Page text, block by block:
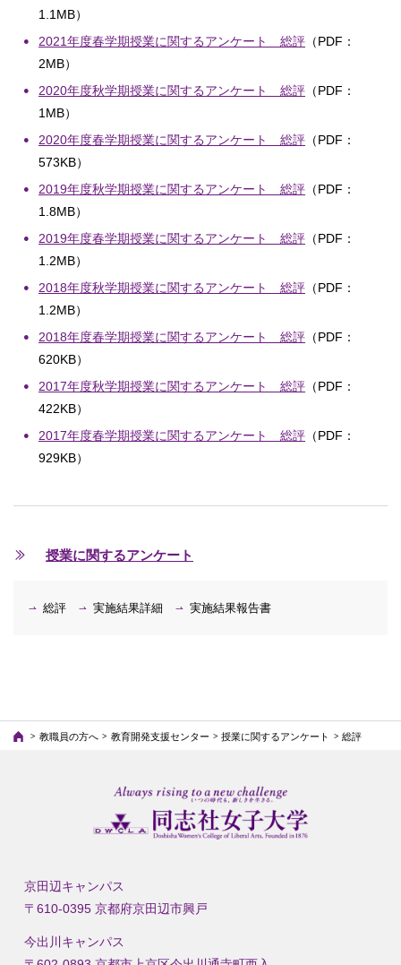
1.1MB）
2021年度春学期授業に関するアンケート 総評 （PDF：
2MB）
2020年度秋学期授業に関するアンケート 総評 （PDF：
1MB）
2020年度春学期授業に関するアンケート 総評 （PDF：
573KB）
2019年度秋学期授業に関するアンケート 総評 （PDF：
1.8MB）
2019年度春学期授業に関するアンケート 総評 （PDF：
1.2MB）
2018年度秋学期授業に関するアンケート 総評 （PDF：
1.2MB）
2018年度春学期授業に関するアンケート 総評 （PDF：
620KB）
2017年度秋学期授業に関するアンケート 総評 （PDF：
422KB）
2017年度春学期授業に関するアンケート 総評 （PDF：
929KB）
授業に関するアンケート
総評 実施結果詳細 実施結果報告書
教職員の方へ 教育開発支援センター 授業に関するアンケート 総評
京田辺キャンパス
〒610-0395 京都府京田辺市興戸
今出川キャンパス